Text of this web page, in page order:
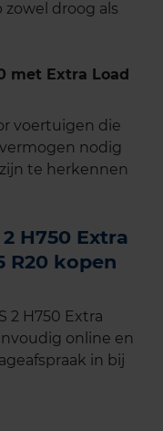
droog als
met Extra Load
voertuigen die
nodig
te herkennen
H750 Extra
R20 kopen
2 H750 Extra
online en
in bij